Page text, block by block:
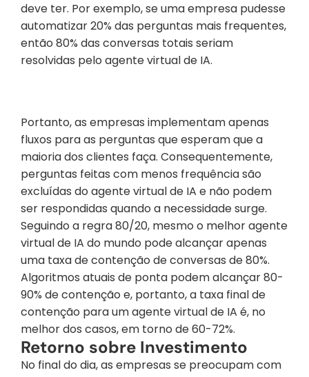
deve ter. Por exemplo, se uma empresa pudesse
automatizar 20% das perguntas mais frequentes,
então 80% das conversas totais seriam
resolvidas pelo agente virtual de IA.
Portanto, as empresas implementam apenas
fluxos para as perguntas que esperam que a
maioria dos clientes faça. Consequentemente,
perguntas feitas com menos frequência são
excluídas do agente virtual de IA e não podem
ser respondidas quando a necessidade surge.
Seguindo a regra 80/20, mesmo o melhor agente
virtual de IA do mundo pode alcançar apenas
uma taxa de contenção de conversas de 80%.
Algoritmos atuais de ponta podem alcançar 80-
90% de contenção e, portanto, a taxa final de
contenção para um agente virtual de IA é, no
melhor dos casos, em torno de 60-72%.
Retorno sobre Investimento
No final do dia, as empresas se preocupam com